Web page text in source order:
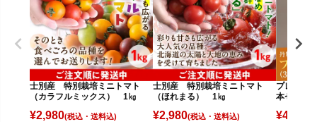
士別産 特別栽培ミニトマト
（カラフルミックス） 1㎏
¥2,980(税込)
士別産 特別栽培ミニトマト
（ほれまる） 1㎏
¥2,980(税込)
プレサド
本セット)
¥4,390